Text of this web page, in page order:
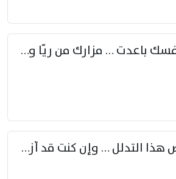
حننت إلى ريّا ونفسك باعدت … مزارك من ريّا وشعباكما معا
أفاطم مهلا بعض هذا التدلل … وإن كنت قد أزمعت صرمي فأجملي